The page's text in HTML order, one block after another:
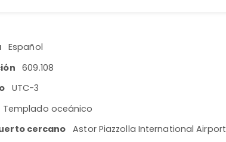
Español
609.108
UTC-3
Templado oceánico
cercano
Astor Piazzolla International Airport